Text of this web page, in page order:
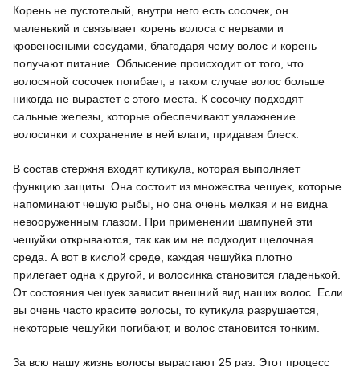
Корень не пустотелый, внутри него есть сосочек, он
маленький и связывает корень волоса с нервами и
кровеносными сосудами, благодаря чему волос и корень
получают питание. Облысение происходит от того, что
волосяной сосочек погибает, в таком случае волос больше
никогда не вырастет с этого места. К сосочку подходят
сальные железы, которые обеспечивают увлажнение
волосинки и сохранение в ней влаги, придавая блеск.
В состав стержня входят кутикула, которая выполняет
функцию защиты. Она состоит из множества чешуек, которые
напоминают чешую рыбы, но она очень мелкая и не видна
невооруженным глазом. При применении шампуней эти
чешуйки открываются, так как им не подходит щелочная
среда. А вот в кислой среде, каждая чешуйка плотно
прилегает одна к другой, и волосинка становится гладенькой.
От состояния чешуек зависит внешний вид наших волос. Если
вы очень часто красите волосы, то кутикула разрушается,
некоторые чешуйки погибают, и волос становится тонким.
За всю нашу жизнь волосы вырастают 25 раз. Этот процесс